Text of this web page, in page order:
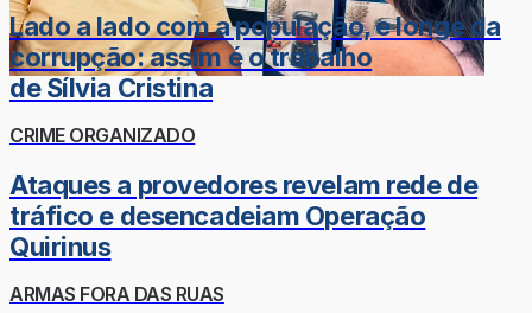
Lado a lado com a população, e longe da
corrupção: assim é o trabalho
de Sílvia Cristina
CRIME ORGANIZADO
Ataques a provedores revelam rede de
tráfico e desencadeiam Operação
Quirinus
ARMAS FORA DAS RUAS